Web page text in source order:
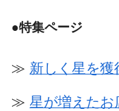
●特集ページ
≫ 新しく星を獲
≫ 星が増えたお